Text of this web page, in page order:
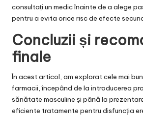
consultați un medic înainte de a alege
pentru a evita orice risc de efecte
Concluzii și
finale
În acest articol, am explorat cele mai
farmacii, începând de la introducerea
sănătate masculine și până la
eficiente tratamente pentru disfuncția